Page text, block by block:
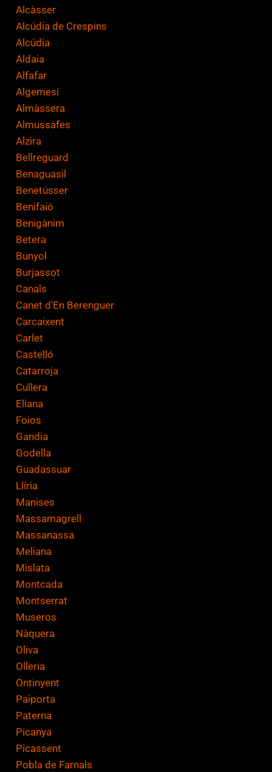
Alcàsser
Alcúdia de Crespins
Alcúdia
Aldaia
Alfafar
Algemesí
Almàssera
Almussafes
Alzira
Bellreguard
Benaguasil
Benetússer
Benifaió
Benigànim
Betera
Bunyol
Burjassot
Canals
Canet d'En Berenguer
Carcaixent
Carlet
Castelló
Catarroja
Cullera
Eliana
Foios
Gandia
Godella
Guadassuar
Llíria
Manises
Massamagrell
Massanassa
Meliana
Mislata
Montcada
Montserrat
Museros
Nàquera
Oliva
Olleria
Ontinyent
Paiporta
Paterna
Picanya
Picassent
Pobla de Farnals